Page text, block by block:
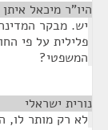
היו"ר מיכאל איתן
יש. מבקר
פלילית על פי
המשפטי?
נורית ישראלי
לא רק מותר לו,